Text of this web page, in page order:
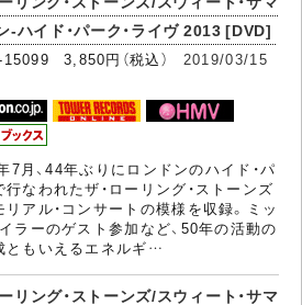
-ハイド・パーク・ライヴ 2013 [DVD]
3,850円（税込） 2019/03/15
7月、44年ぶりにロンドンのハイド・パ
行なわれたザ・ローリング・ストーンズ
リアル・コンサートの模様を収録。ミッ
イラーのゲスト参加など、50年の活動の
ともいえるエネルギ…
リング・ストーンズ/スウィート・サマ